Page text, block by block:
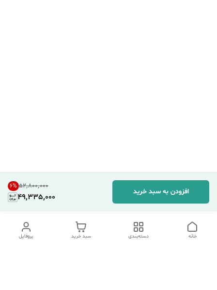
۵۲٬۸۰۰٬۰۰۰ 6%
49,335,000
افزودن به سبد خرید
پروفایل سبد خرید دسته‌بندی خانه